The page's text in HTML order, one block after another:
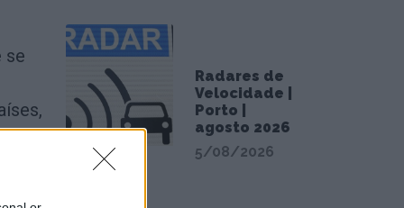
se
Radares de
Velocidade |
Porto |
agosto 2026
5/08/2026